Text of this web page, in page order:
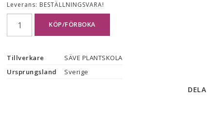
Leverans: BESTÄLLNINGSVARA!
KÖP/FÖRBOKA
Tillverkare
SÄVE PLANTSKOLA
Ursprungsland
Sverige
DELA